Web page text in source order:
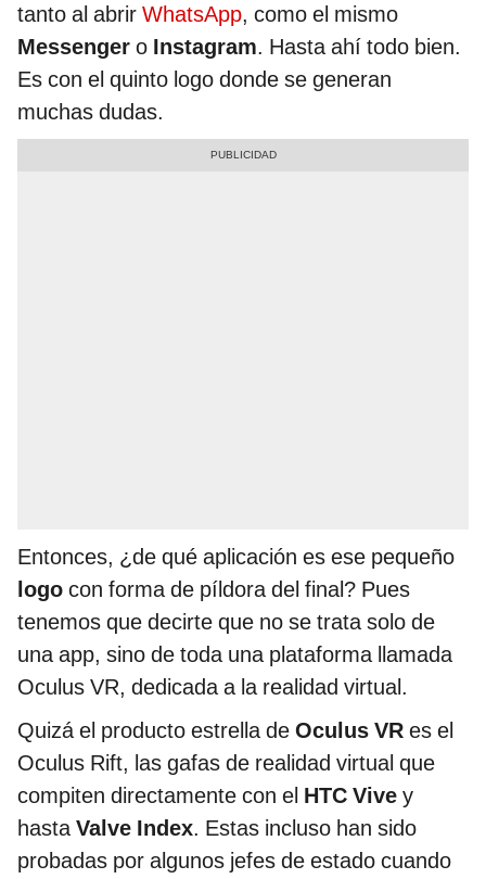
tanto al abrir WhatsApp, como el mismo
Messenger o Instagram. Hasta ahí todo bien.
Es con el quinto logo donde se generan
muchas dudas.
Entonces, ¿de qué aplicación es ese pequeño
logo con forma de píldora del final? Pues
tenemos que decirte que no se trata solo de
una app, sino de toda una plataforma llamada
Oculus VR, dedicada a la realidad virtual.
Quizá el producto estrella de Oculus VR es el
Oculus Rift, las gafas de realidad virtual que
compiten directamente con el HTC Vive y
hastaValve Index. Estas incluso han sido
probadas por algunos jefes de estado cuando